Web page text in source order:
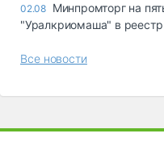
02.08 Минпромторг на
"Уралкриомаша" в
Все новости